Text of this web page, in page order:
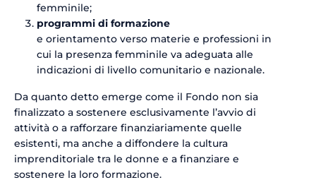
femminile;
programmi di formazione
e orientamento verso materie e professioni in
cui la presenza femminile va adeguata alle
indicazioni di livello comunitario e nazionale.
Da quanto detto emerge come il Fondo non sia
finalizzato a sostenere esclusivamente l’avvio di
attività o a rafforzare finanziariamente quelle
esistenti, ma anche a diffondere la cultura
imprenditoriale tra le donne e a finanziare e
sostenere la loro formazione.